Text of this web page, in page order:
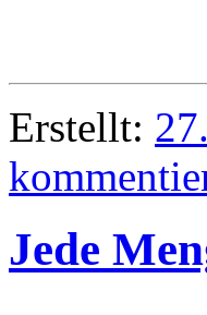
Erstellt:
Jede